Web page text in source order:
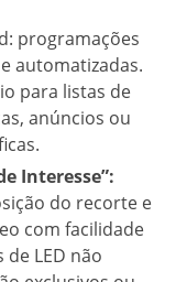
programações
automatizadas.
para listas de
anúncios ou
Interesse”:
do recorte e
com facilidade
LED não